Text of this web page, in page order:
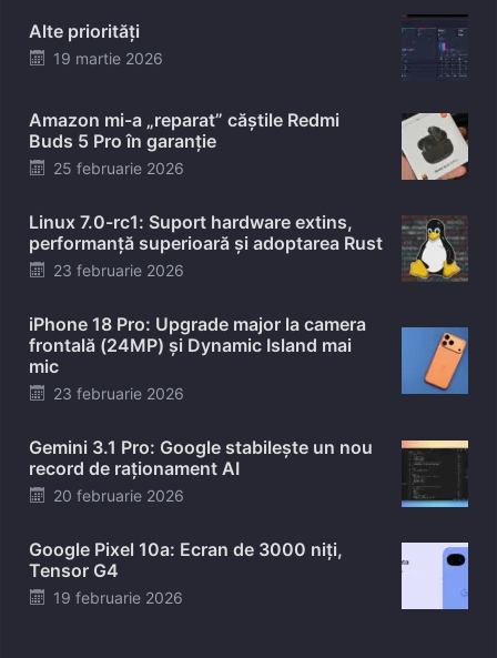
Alte priorități
Posted
19 martie 2026
Amazon mi-a „reparat” căștile Redmi
Buds 5 Pro în garanție
Posted
25 februarie 2026
Linux 7.0-rc1: Suport hardware extins,
performanță superioară și adoptarea Rust
Posted
23 februarie 2026
iPhone 18 Pro: Upgrade major la camera
frontală (24MP) și Dynamic Island mai
mic
Posted
23 februarie 2026
Gemini 3.1 Pro: Google stabilește un nou
record de raționament AI
Posted
20 februarie 2026
Google Pixel 10a: Ecran de 3000 niți,
Tensor G4
Posted
19 februarie 2026